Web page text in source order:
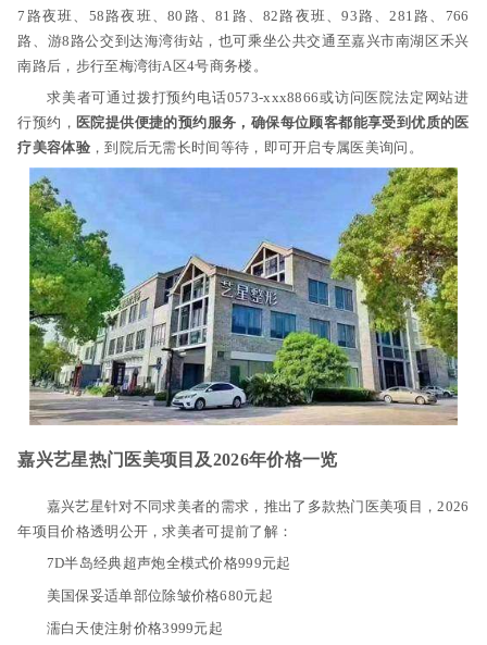
7路夜班、58路夜班、80路、81路、82路夜班、93路、281路、766
路、游8路公交到达海湾街站，也可乘坐公共交通至嘉兴市南湖区禾兴
南路后，步行至梅湾街A区4号商务楼。
求美者可通过拨打预约电话0573-xxx8866或访问医院法定网站进
行预约， 医院提供便捷的预约服务，确保每位顾客都能享受到优质的医
疗美容体验，到院后无需长时间等待，即可开启专属医美询问。
嘉兴艺星热门医美项目及2026年价格一览
嘉兴艺星针对不同求美者的需求，推出了多款热门医美项目，2026
年项目价格透明公开，求美者可提前了解：
7D半岛经典超声炮全模式价格999元起
美国保妥适单部位除皱价格680元起
濡白天使注射价格3999元起